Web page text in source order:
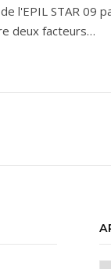
l'EPIL STAR 09
deux facteurs…